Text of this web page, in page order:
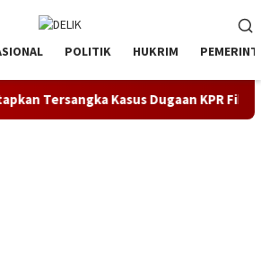
POLITIK HUKRIM
Kasus Dugaan KPR Fiktif yang